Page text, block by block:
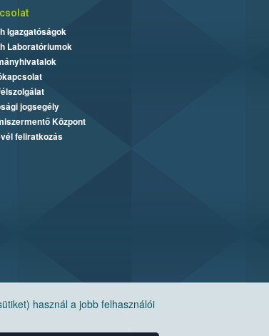
használ a jobb felhasználói
Igazgatóságok
Laboratóriumok
jogsegély
Központ
feliratkozás